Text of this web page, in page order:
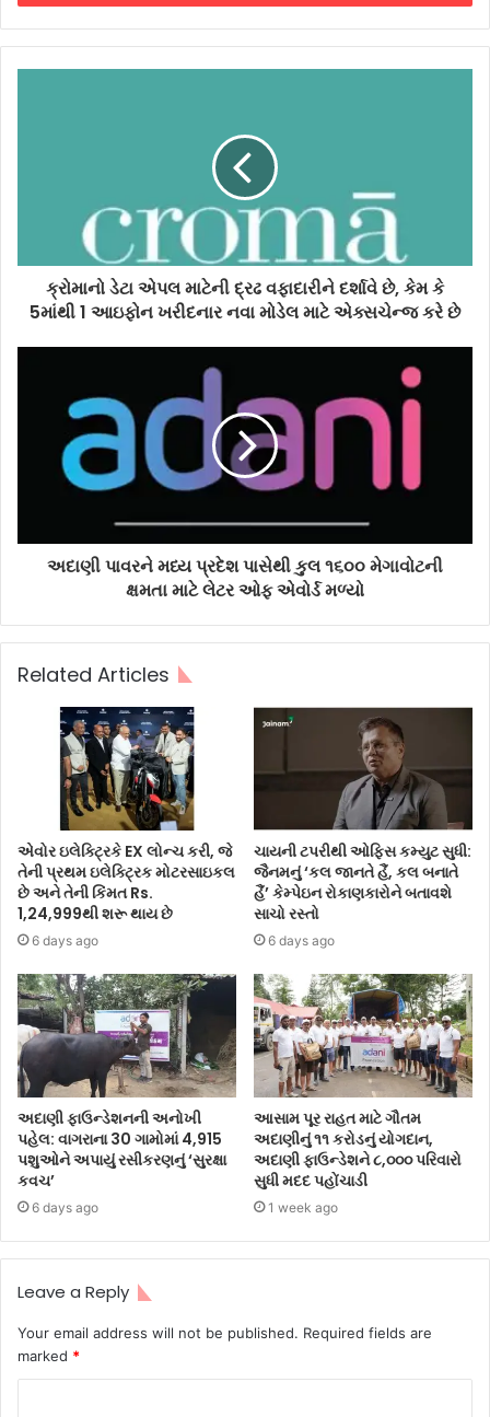
ક્રોમાનો ડેટા એપલ માટેની દ્રઢ વફાદારીને દર્શાવે છે, કેમ કે
5માંથી 1 આઇફોન ખરીદનાર નવા મોડેલ માટે એક્સચેન્જ કરે છે
અદાણી પાવરને મધ્ય પ્રદેશ પાસેથી કુલ ૧૬૦૦ મેગાવોટની
ક્ષમતા માટે લેટર ઓફ એવોર્ડ મળ્યો
Related Articles
એવોર ઇલેક્ટ્રિકે EX લોન્ચ કરી, જે
તેની પ્રથમ ઇલેક્ટ્રિક મોટરસાઇકલ
છે અને તેની કિંમત Rs.
1,24,999થી શરૂ થાય છે
6 days ago
ચાયની ટપરીથી ઓફિસ કમ્યુટ સુધી:
જૈનમનું ‘કલ જાનતે હૈં, કલ બનાતે
હૈં’ કેમ્પેઇન રોકાણકારોને બતાવશે
સાચો રસ્તો
6 days ago
અદાણી ફાઉન્ડેશનની અનોખી
પહેલ: વાગરાના 30 ગામોમાં 4,915
પશુઓને અપાયું રસીકરણનું ‘સુરક્ષા
કવચ’
6 days ago
આસામ પૂર રાહત માટે ગૌતમ
અદાણીનું ૧૧ કરોડનું યોગદાન,
અદાણી ફાઉન્ડેશને ૮,૦૦૦ પરિવારો
સુધી મદદ પહોંચાડી
1 week ago
Leave a Reply
Your email address will not be published. Required fields are
marked *